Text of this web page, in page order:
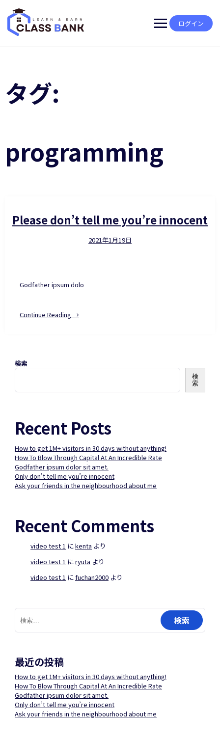
content
ログイン
タグ:
programming
Please don’t tell me you’re innocent
2021年1月19日
Godfather ipsum dolo
Continue Reading →
検索
検
索
Recent Posts
How to get 1M+ visitors in 30 days without anything!
How To Blow Through Capital At An Incredible Rate
Godfather ipsum dolor sit amet.
Only don’t tell me you’re innocent
Ask your friends in the neighbourhood about me
Recent Comments
video test 1 にkenta より
video test 1 にryuta より
video test 1 にfuchan2000 より
検
索:
最近の投稿
How to get 1M+ visitors in 30 days without anything!
How To Blow Through Capital At An Incredible Rate
Godfather ipsum dolor sit amet.
Only don’t tell me you’re innocent
Ask your friends in the neighbourhood about me